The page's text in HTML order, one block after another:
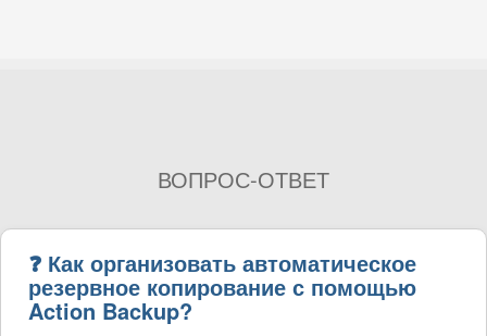
ВОПРОС-ОТВЕТ
❓ Как организовать автоматическое
резервное копирование с помощью
Action Backup?